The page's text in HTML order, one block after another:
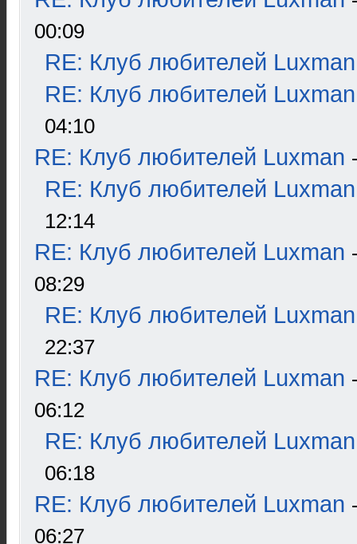
00:09
RE: Клуб любителей Luxman
RE: Клуб любителей Luxman
04:10
RE: Клуб любителей Luxman
RE: Клуб любителей Luxman
12:14
RE: Клуб любителей Luxman
08:29
RE: Клуб любителей Luxman
22:37
RE: Клуб любителей Luxman
06:12
RE: Клуб любителей Luxman
06:18
RE: Клуб любителей Luxman
06:27